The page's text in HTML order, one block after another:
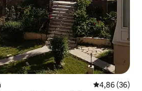
4,86 de uma
4,86 (36)